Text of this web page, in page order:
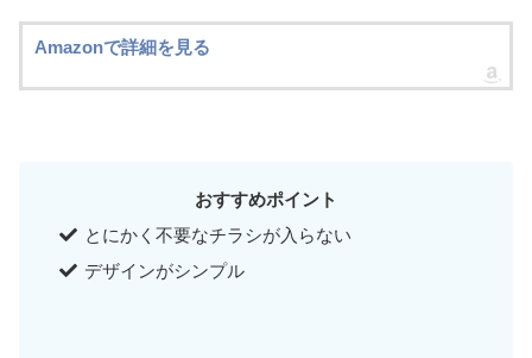
Amazonで詳細を見る
おすすめポイント
とにかく不要なチラシが入らない
デザインがシンプル